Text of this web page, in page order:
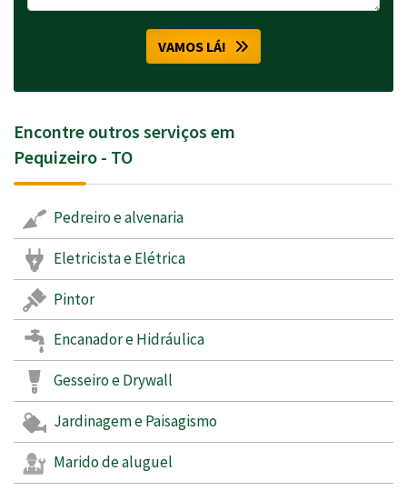
VAMOS LÁ!
Encontre outros serviços em
Pequizeiro - TO
Pedreiro e alvenaria
Eletricista e Elétrica
Pintor
Encanador e Hidráulica
Gesseiro e Drywall
Jardinagem e Paisagismo
Marido de aluguel